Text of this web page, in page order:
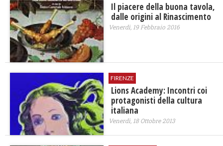
Il piacere della buona tavola,
dalle origini al Rinascimento
Venerdì, 19 Febbraio 2016
FIRENZE
Lions Academy: Incontri coi
protagonisti della cultura
italiana
Venerdì, 18 Ottobre 2013